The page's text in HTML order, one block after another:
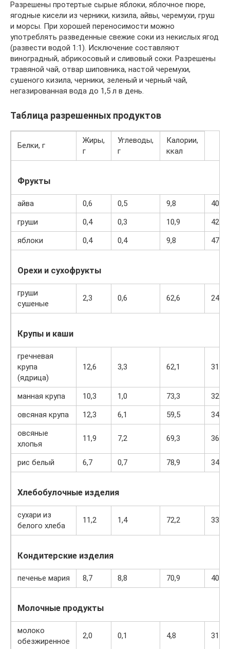
Разрешены протертые сырые яблоки, яблочное пюре,
ягодные кисели из черники, кизила, айвы, черемухи, груш
и морсы. При хорошей переносимости можно
употреблять разведенные свежие соки из некислых ягод
(развести водой 1:1). Исключение составляют
виноградный, абрикосовый и сливовый соки. Разрешены
травяной чай, отвар шиповника, настой черемухи,
сушеного кизила, черники, зеленый и черный чай,
негазированная вода до 1,5 л в день.
Таблица разрешенных продуктов
Белки, г
Жиры,
г
Углеводы,
г
Калории,
ккал
Фрукты
айва 0,6 0,5 9,8
40
груши
0,4 0,3 10,9
42
яблоки
0,4 0,4 9,8 47
Орехи и сухофрукты
груши
сушеные
2,3 0,6 62,6 249
Крупы и каши
гречневая
крупа
(ядрица)
12,6 3,3 62,1 313
манная крупа 10,3 1,0 73,3
328
овсяная крупа
12,3 6,1 59,5
342
овсяные
хлопья
11,9 7,2 69,3 366
рис белый 6,7 0,7 78,9 344
Хлебобулочные изделия
сухари из
белого хлеба
11,2 1,4 72,2 331
Кондитерские изделия
печенье мария 8,7 8,8 70,9 400
Молочные продукты
молоко
обезжиренное
2,0 0,1 4,8 31